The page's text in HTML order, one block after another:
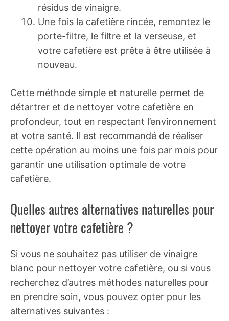
résidus de vinaigre.
Une fois la cafetière rincée, remontez le
porte-filtre, le filtre et la verseuse, et
votre cafetière est prête à être utilisée à
nouveau.
Cette méthode simple et naturelle permet de
détartrer et de nettoyer votre cafetière en
profondeur, tout en respectant l’environnement
et votre santé. Il est recommandé de réaliser
cette opération au moins une fois par mois pour
garantir une utilisation optimale de votre
cafetière.
Quelles autres alternatives naturelles pour
nettoyer votre cafetière ?
Si vous ne souhaitez pas utiliser de vinaigre
blanc pour nettoyer votre cafetière, ou si vous
recherchez d’autres méthodes naturelles pour
en prendre soin, vous pouvez opter pour les
alternatives suivantes :